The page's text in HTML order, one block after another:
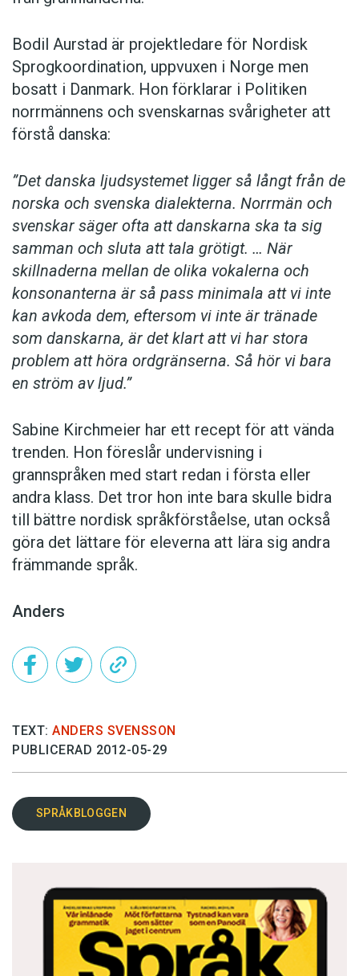
Bodil Aurstad är projektledare för Nordisk
Sprogkoordination, uppvuxen i Norge men
bosatt i Danmark. Hon förklarar i Politiken
norrmännens och svenskarnas svårigheter att
förstå danska:
”Det danska ljudsystemet ligger så långt från de
norska och svenska dialekterna. Norrmän och
svenskar säger ofta att danskarna ska ta sig
samman och sluta att tala grötigt. … När
skillnaderna mellan de olika vokalerna och
konsonanterna är så pass minimala att vi inte
kan avkoda dem, eftersom vi inte är tränade
som danskarna, är det klart att vi har stora
problem att höra ordgränserna. Så hör vi bara
en ström av ljud.”
Sabine Kirchmeier har ett recept för att vända
trenden. Hon föreslår undervisning i
grannspråken med start redan i första eller
andra klass. Det tror hon inte bara skulle bidra
till bättre nordisk språkförståelse, utan också
göra det lättare för eleverna att lära sig andra
främmande språk.
Anders
TEXT: ANDERS SVENSSON
PUBLICERAD 2012-05-29
SPRÅKBLOGGEN